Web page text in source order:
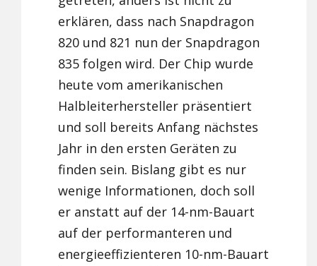
erklären, dass nach Snapdragon
820 und 821 nun der Snapdragon
835 folgen wird. Der Chip wurde
heute vom amerikanischen
Halbleiterhersteller präsentiert
und soll bereits Anfang nächstes
Jahr in den ersten Geräten zu
finden sein. Bislang gibt es nur
wenige Informationen, doch soll
er anstatt auf der 14-nm-Bauart
auf der performanteren und
energieeffizienteren 10-nm-Bauart